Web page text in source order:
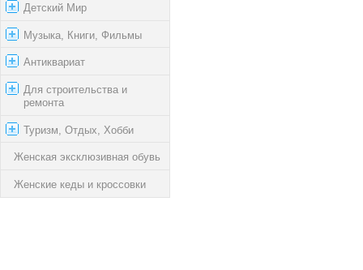
Детский Мир
Музыка, Книги, Фильмы
Антиквариат
Для строительства и
ремонта
Туризм, Отдых, Хобби
Женская эксклюзивная обувь
Женские кеды и кроссовки